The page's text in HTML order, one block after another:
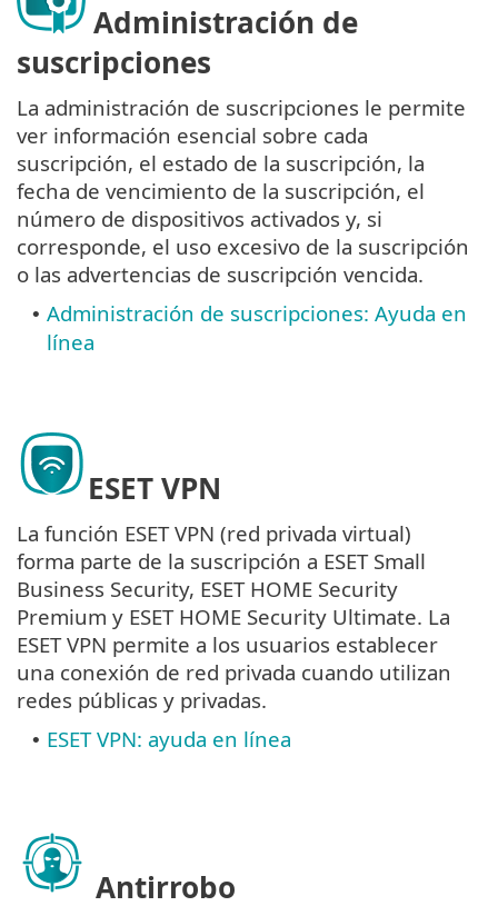
Administración de
suscripciones
La administración de suscripciones le permite
ver información esencial sobre cada
suscripción, el estado de la suscripción, la
fecha de vencimiento de la suscripción, el
número de dispositivos activados y, si
corresponde, el uso excesivo de la suscripción
o las advertencias de suscripción vencida.
• Administración de suscripciones: Ayuda en
línea
ESET VPN
La función ESET VPN (red privada virtual)
forma parte de la suscripción a ESET Small
Business Security, ESET HOME Security
Premium y ESET HOME Security Ultimate. La
ESET VPN permite a los usuarios establecer
una conexión de red privada cuando utilizan
redes públicas y privadas.
• ESET VPN: ayuda en línea
Antirrobo